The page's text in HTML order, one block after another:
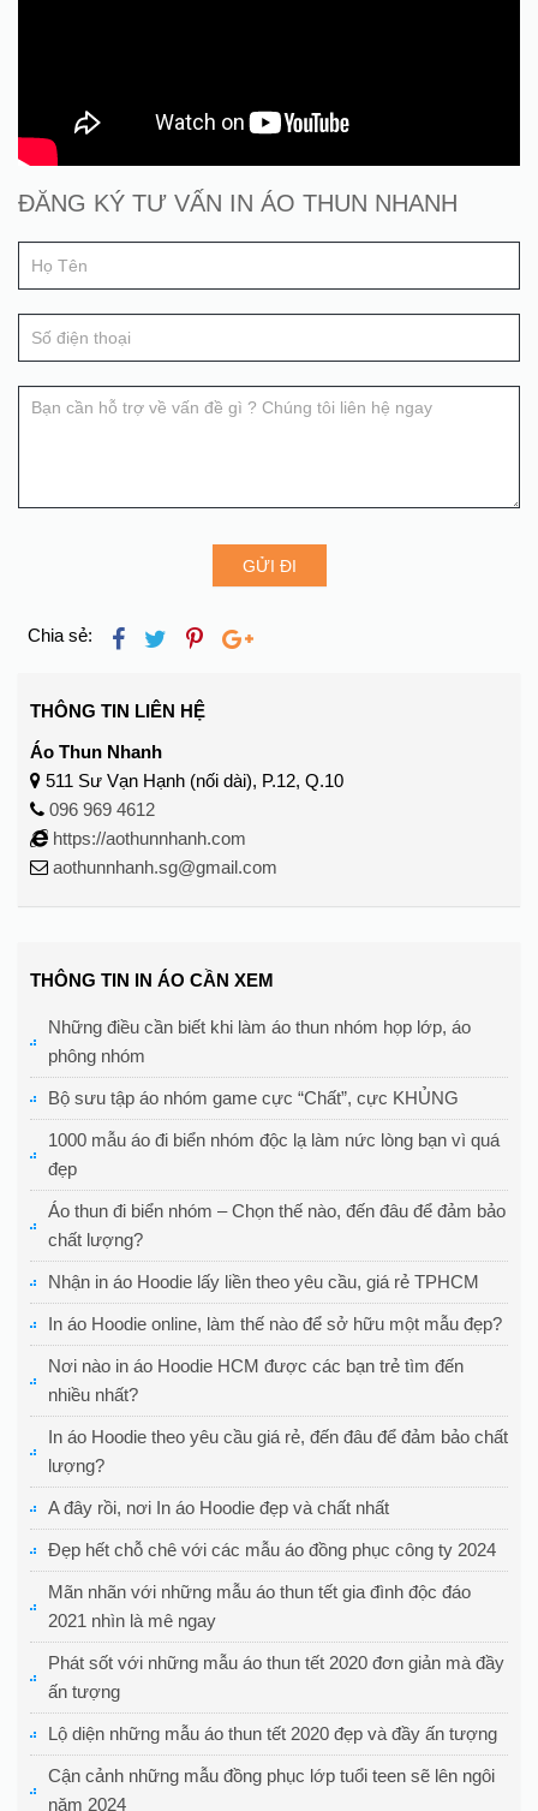
Đăng
tư
If
are
human,
leave
this
blank.
ĐĂNG KÝ TƯ VẤN IN ÁO THUN NHANH
GỬI ĐI
Chia sẻ:
THÔNG TIN LIÊN HỆ
Áo Thun Nhanh
511 Sư Vạn Hạnh (nối dài), P.12, Q.10
096 969 4612
https://aothunnhanh.com
aothunnhanh.sg@gmail.com
THÔNG TIN IN ÁO CẦN XEM
Những điều cần biết khi làm áo thun nhóm họp lớp, áo
phông nhóm
Bộ sưu tập áo nhóm game cực “Chất”, cực KHỦNG
1000 mẫu áo đi biển nhóm độc lạ làm nức lòng bạn vì quá
đẹp
Áo thun đi biển nhóm – Chọn thế nào, đến đâu để đảm bảo
chất lượng?
Nhận in áo Hoodie lấy liền theo yêu cầu, giá rẻ TPHCM
In áo Hoodie online, làm thế nào để sở hữu một mẫu đẹp?
Nơi nào in áo Hoodie HCM được các bạn trẻ tìm đến
nhiều nhất?
In áo Hoodie theo yêu cầu giá rẻ, đến đâu để đảm bảo chất
lượng?
A đây rồi, nơi In áo Hoodie đẹp và chất nhất
Đẹp hết chỗ chê với các mẫu áo đồng phục công ty 2024
Mãn nhãn với những mẫu áo thun tết gia đình độc đáo
2021 nhìn là mê ngay
Phát sốt với những mẫu áo thun tết 2020 đơn giản mà đầy
ấn tượng
Lộ diện những mẫu áo thun tết 2020 đẹp và đầy ấn tượng
Cận cảnh những mẫu đồng phục lớp tuổi teen sẽ lên ngôi
năm 2024